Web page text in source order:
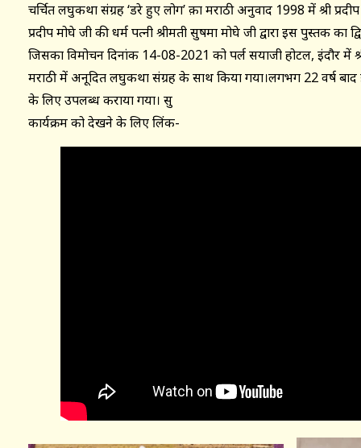
चर्चित लघुकथा संग्रह ‘डरे हुए लोग’ क़ा मराठी अनुवाद 1998 में श्री प्रदीप
प्रदीप मोघे जी की धर्म पत्नी श्रीमती सुषमा मोघे जी द्वारा इस पुस्तक का
जिसका विमोचन दिनांक 14-08-2021 को पर्ल सयाजी होटल, इंदौर में
मराठी में अनूदित लघुकथा संग्रह के साथ किया गया।लगभग 22 वर्ष
के लिए उपलब्ध कराया गया। सु
कार्यक्रम को देखने के लिए लिंक-